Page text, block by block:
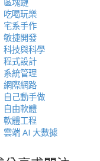
吃喝玩樂
宅系手作
敏捷開發
科技與科學
程式設計
系統管理
網際網路
自己動手做
自由軟體
軟體工程
雲端 AI 大數據